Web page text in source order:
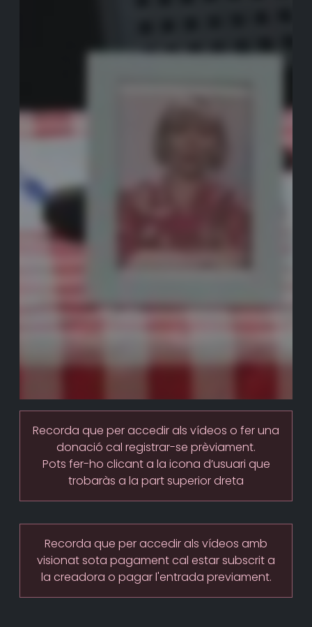
Recorda que per accedir als vídeos o fer una
donació cal registrar-se prèviament.
Pots fer-ho clicant a la icona d’usuari que
trobaràs a la part superior dreta
Recorda que per accedir als vídeos amb
visionat sota pagament cal estar subscrit a
la creadora o pagar l'entrada previament.